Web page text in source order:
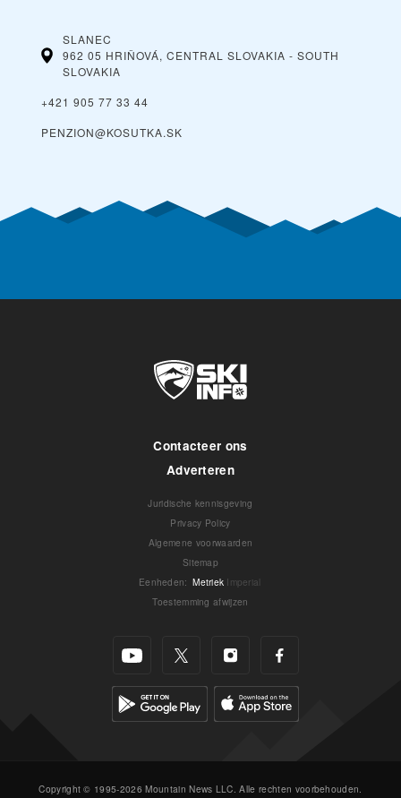
SLANEC
962 05 HRIŇOVÁ, CENTRAL SLOVAKIA - SOUTH
SLOVAKIA
+421 905 77 33 44
PENZION@KOSUTKA.SK
Contacteer ons
Adverteren
Juridische kennisgeving
Privacy Policy
Algemene voorwaarden
Sitemap
Eenheden: Metriek Imperial
Toestemming afwijzen
Copyright © 1995-2026 Mountain News LLC. Alle rechten voorbehouden.